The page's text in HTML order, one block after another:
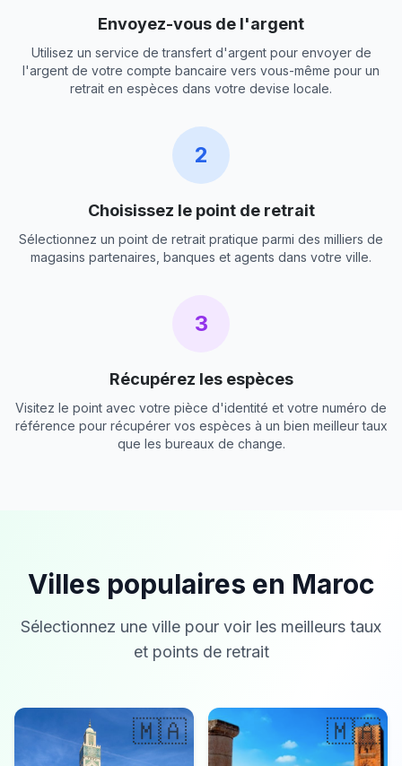
Envoyez-vous de l'argent
Utilisez un service de transfert d'argent pour envoyer de
l'argent de votre compte bancaire vers vous-même pour un
retrait en espèces dans votre devise locale.
2
Choisissez le point de retrait
Sélectionnez un point de retrait pratique parmi des milliers de
magasins partenaires, banques et agents dans votre ville.
3
Récupérez les espèces
Visitez le point avec votre pièce d'identité et votre numéro de
référence pour récupérer vos espèces à un bien meilleur taux
que les bureaux de change.
Villes populaires en Maroc
Sélectionnez une ville pour voir les meilleurs taux
et points de retrait
🇲🇦 🇲🇦